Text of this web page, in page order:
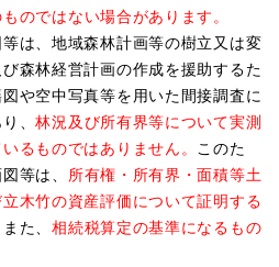
のではない場合があります。
は、地域森林計画等の樹立又は変
森林経営計画の作成を援助するた
や空中写真等を用いた間接調査に
、林況及び所有界等について実測
るものではありません。 このた
等は、 所有権・所有界・面積等土
木竹の資産評価について証明する
また、相続税算定の基準になるもの